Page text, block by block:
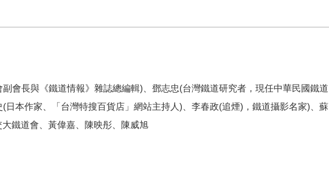
會長與《鐵道情報》雜誌總編輯)、鄧志忠(台灣鐵道研究者，現任中華民國鐵道
本作家、「台灣特搜百貨店」網站主持人)、李春政(追煙)，鐵道攝影名家)、蘇
鐵道會、黃偉嘉、陳映彤、陳威旭